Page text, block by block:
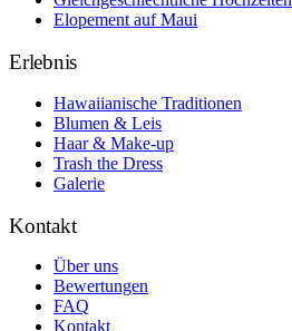
Elopement auf Maui
Erlebnis
Hawaiianische Traditionen
Blumen & Leis
Haar & Make-up
Trash the Dress
Galerie
Kontakt
Über uns
Bewertungen
FAQ
Kontakt